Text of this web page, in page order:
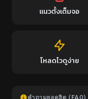
แนวตั้งเต็มจอ
โหลดไวดูง่าย